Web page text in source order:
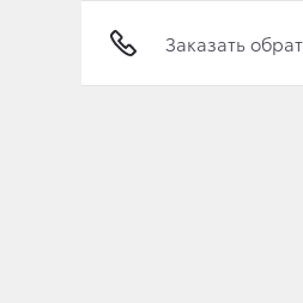
Отправить
Заказать